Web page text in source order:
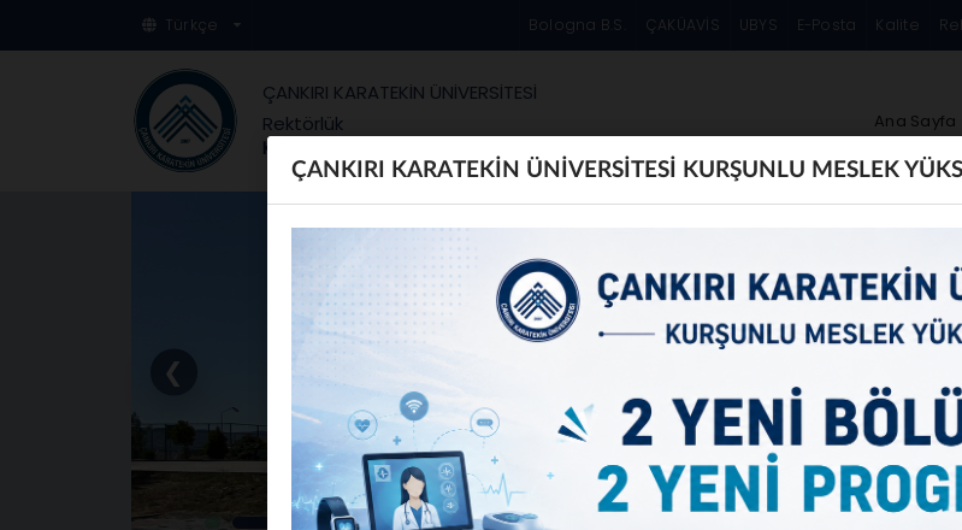
Türkçe Bologna B.S. ÇAKÜAVİS UBYS E-Posta Kalite
ÇANKIRI KARATEKİN ÜNİVERSİTESİ
Rektörlük
Kurşunlu Meslek Yüksekokulu
Ana Sayfa
❮
ÇANKIRI KARATEKİN ÜNİVERSİTESİ KURŞUNLU MESLEK